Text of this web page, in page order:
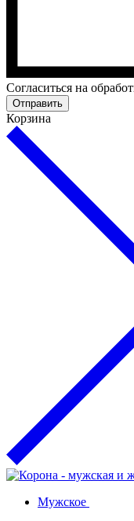
Cогласиться на
Отправить
Корзина
Мужское